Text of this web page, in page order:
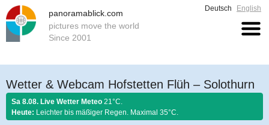
panoramablick.com
pictures move the world
Since 2001
Deutsch English
Wetter & Webcam Hofstetten Flüh – Solothurn
Sa 8.08. Live Wetter Meteo 21°C.
Heute: Leichter bis mäßiger Regen. Maximal 35°C.